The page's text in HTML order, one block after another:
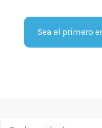
Sea el primero